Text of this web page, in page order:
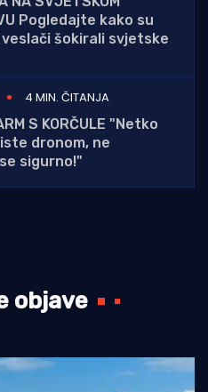
Pogledajte kako su
veslači šokirali svjetske
4 MIN. ČITANJA
S KORČULE "Netko
dronom, ne
sigurno!"
objave